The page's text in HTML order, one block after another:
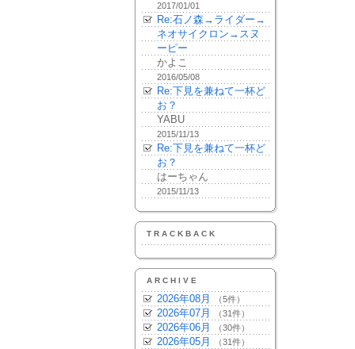
2017/01/01
Re:石ノ森→ライダー→
ネオサイクロン→スヌ
ーピー
かよこ
2016/05/08
Re:下見を兼ねて一杯ど
お？
YABU
2015/11/13
Re:下見を兼ねて一杯ど
お？
はーちゃん
2015/11/13
TRACKBACK
ARCHIVE
2026年08月 （5件）
2026年07月 （31件）
2026年06月 （30件）
2026年05月 （31件）